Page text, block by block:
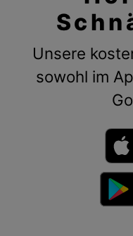
Unsere
sowohl im